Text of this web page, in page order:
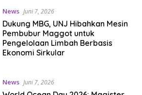
News Juni 7, 2026
Dukung MBG, UNJ Hibahkan Mesin
Pembubur Maggot untuk
Pengelolaan Limbah Berbasis
Ekonomi Sirkular
News Juni 7, 2026